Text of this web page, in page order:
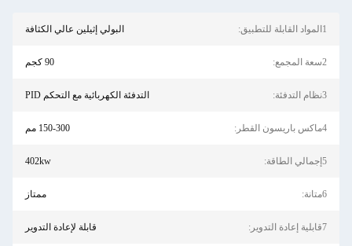
1المواد القابلة للتطبيق: البولي إثيلين عالي الكثافة
2سعة المجمع: 90 كجم
3نظام التدفئة: التدفئة الكهربائية مع التحكم PID
4ماكس باريسون القطر: 150-300 مم
5إجمالي الطاقة: 402kw
6متانة: ممتاز
7قابلية إعادة التدوير: قابلة لإعادة التدوير